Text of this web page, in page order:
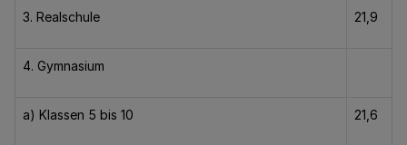
3. Realschule 21,9
4. Gymnasium
a) Klassen 5 bis 10 21,6